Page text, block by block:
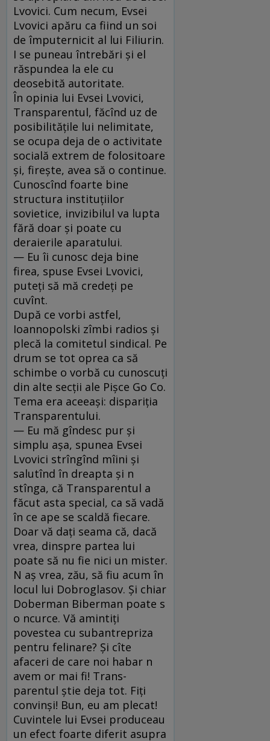
Lvovici. Cum necum, Evsei
Lvovici apăru ca fiind un soi
de împuternicit al lui Filiurin.
I se puneau întrebări şi el
răspundea la ele cu
deosebită autoritate.
În opinia lui Evsei Lvovici,
Transparentul, făcînd uz de
posibilităţile lui nelimitate,
se ocupa deja de o activitate
socială extrem de folositoare
şi, fireşte, avea să o continue.
Cunoscînd foarte bine
structura instituţiilor
sovietice, invizibilul va lupta
fără doar şi poate cu
deraierile aparatului.
— Eu îi cunosc deja bine
firea, spuse Evsei Lvovici,
puteţi să mă credeţi pe
cuvînt.
După ce vorbi astfel,
Ioannopolski zîmbi radios şi
plecă la comitetul sindical. Pe
drum se tot oprea ca să
schimbe o vorbă cu cunoscuţi
din alte secţii ale Pişce Go Co.
Tema era aceeaşi: dispariţia
Transparentului.
— Eu mă gîndesc pur şi
simplu aşa, spunea Evsei
Lvovici strîngînd mîini şi
salutînd în dreapta şi n
stînga, că Transpa­rentul a
făcut asta special, ca să vadă
în ce ape se scaldă fiecare.
Doar vă daţi seama că, dacă
vrea, dinspre partea lui
poate să nu fie nici un mister.
N aş vrea, zău, să fiu acum în
locul lui Dobroglasov. Şi chiar
Doberman Biberman poate s
o ncurce. Vă amintiţi
povestea cu subantrepriza
pentru feli­nare? Şi cîte
afaceri de care noi habar n
avem or mai fi! Trans­
parentul ştie deja tot. Fiţi
convinşi! Bun, eu am plecat!
Cuvintele lui Evsei produceau
un efect foarte diferit asupra